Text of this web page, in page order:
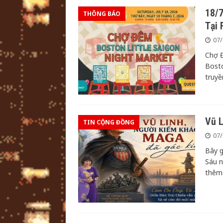
THÔNG BÁO
18/
Tại
Chợ
TIN CỘNG ĐỒNG Vũ
Bây
Sáu